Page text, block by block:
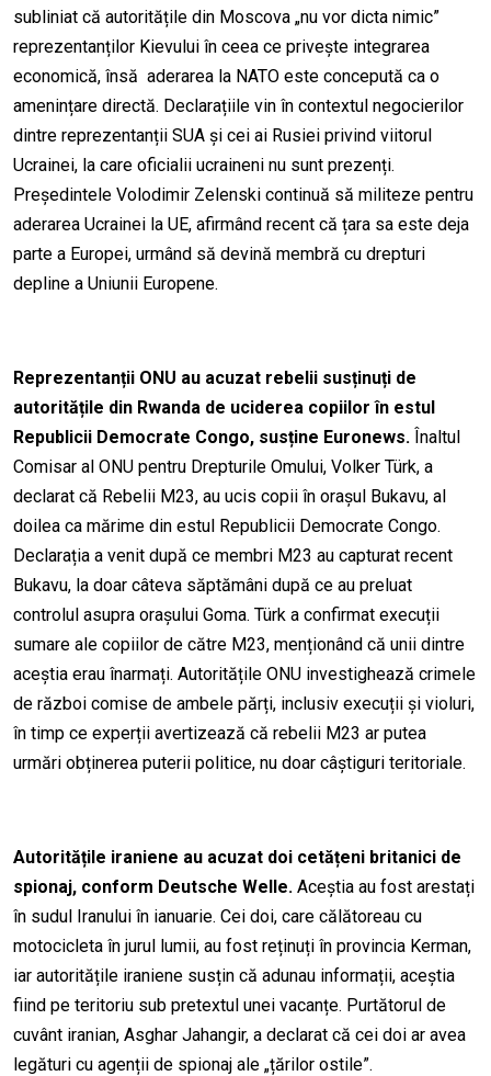
subliniat că autoritățile din Moscova „nu vor dicta nimic”
reprezentanților Kievului în ceea ce privește integrarea
economică, însă aderarea la NATO este concepută ca o
amenințare directă. Declarațiile vin în contextul negocierilor
dintre reprezentanții SUA și cei ai Rusiei privind viitorul
Ucrainei, la care oficialii ucraineni nu sunt prezenți.
Președintele Volodimir Zelenski continuă să militeze pentru
aderarea Ucrainei la UE, afirmând recent că țara sa este deja
parte a Europei, urmând să devină membră cu drepturi
depline a Uniunii Europene.
Reprezentanții ONU au acuzat rebelii susținuți de
autoritățile din Rwanda de uciderea copiilor în estul
Republicii Democrate Congo, susține Euronews. Înaltul
Comisar al ONU pentru Drepturile Omului, Volker Türk, a
declarat că Rebelii M23, au ucis copii în orașul Bukavu, al
doilea ca mărime din estul Republicii Democrate Congo.
Declarația a venit după ce membri M23 au capturat recent
Bukavu, la doar câteva săptămâni după ce au preluat
controlul asupra orașului Goma. Türk a confirmat execuții
sumare ale copiilor de către M23, menționând că unii dintre
aceștia erau înarmați. Autoritățile ONU investighează crimele
de război comise de ambele părți, inclusiv execuții și violuri,
în timp ce experții avertizează că rebelii M23 ar putea
urmări obținerea puterii politice, nu doar câștiguri teritoriale.
Autoritățile iraniene au acuzat doi cetățeni britanici de
spionaj, conform Deutsche Welle. Aceștia au fost arestați
în sudul Iranului în ianuarie. Cei doi, care călătoreau cu
motocicleta în jurul lumii, au fost reținuți în provincia Kerman,
iar autoritățile iraniene susțin că adunau informații, aceștia
fiind pe teritoriu sub pretextul unei vacanțe. Purtătorul de
cuvânt iranian, Asghar Jahangir, a declarat că cei doi ar avea
legături cu agenții de spionaj ale „țărilor ostile”.